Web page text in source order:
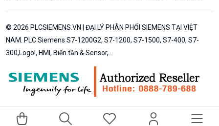
© 2026 PLCSIEMENS.VN | ĐẠI LÝ PHÂN PHỐI SIEMENS TẠI VIỆT
NAM. PLC Siemens S7-1200G2, S7-1200, S7-1500, S7-400, S7-
300,Logo!, HMI, Biến tần & Sensor,...